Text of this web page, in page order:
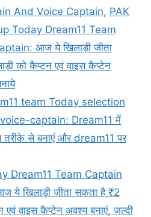
And Voice Captain, PAK
Today Dream11 Team
आज ये खिलाड़ी जीता
को कैप्टन एवं वाइस कैप्टेन
team Today selection
captain: Dream11 में
तरीके से बनाएं और dream11 पर
Dream11 Team Captain
खिलाड़ी जीता सकता है ₹2
एवं वाइस कैप्टेन अवश्य बनाएं, जल्दी